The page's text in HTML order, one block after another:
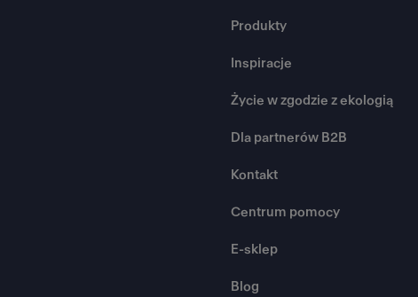
Produkty
Inspiracje
Życie w zgodzie z ekologią
Dla partnerów B2B
Kontakt
Centrum pomocy
E-sklep
Blog